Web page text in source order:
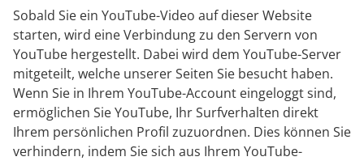
Sobald Sie ein YouTube-Video auf dieser Website
starten, wird eine Verbindung zu den Servern von
YouTube hergestellt. Dabei wird dem YouTube-Server
mitgeteilt, welche unserer Seiten Sie besucht haben.
Wenn Sie in Ihrem YouTube-Account eingeloggt sind,
ermöglichen Sie YouTube, Ihr Surfverhalten direkt
Ihrem persönlichen Profil zuzuordnen. Dies können Sie
verhindern, indem Sie sich aus Ihrem YouTube-